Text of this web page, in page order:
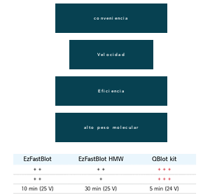
conveniencia
Velocidad
Eficiencia
alto peso molecular